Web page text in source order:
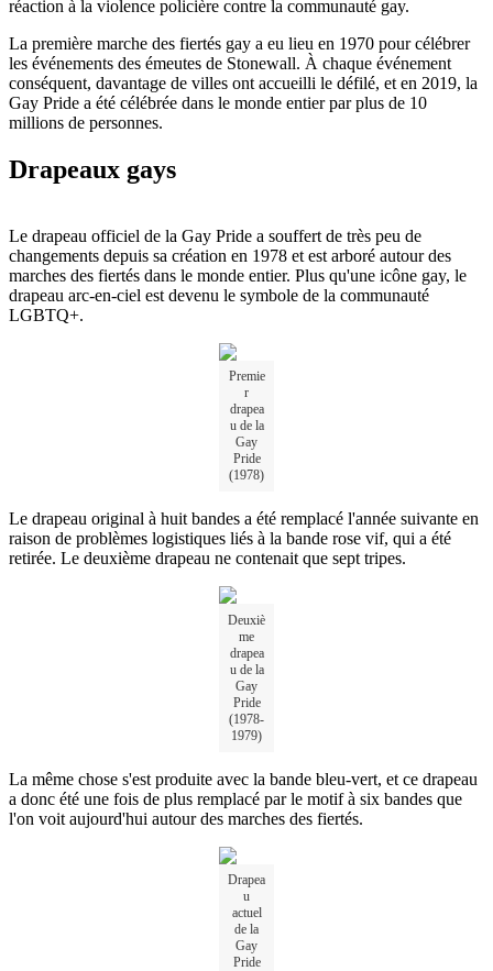
réaction à la violence policière contre la communauté gay.
La première marche des fiertés gay a eu lieu en 1970 pour célébrer
les événements des émeutes de Stonewall. À chaque événement
conséquent, davantage de villes ont accueilli le défilé, et en 2019, la
Gay Pride a été célébrée dans le monde entier par plus de 10
millions de personnes.
Drapeaux gays
Le drapeau officiel de la Gay Pride a souffert de très peu de
changements depuis sa création en 1978 et est arboré autour des
marches des fiertés dans le monde entier. Plus qu'une icône gay, le
drapeau arc-en-ciel est devenu le symbole de la communauté
LGBTQ+.
Premie
r
drapea
u de la
Gay
Pride
(1978)
Le drapeau original à huit bandes a été remplacé l'année suivante en
raison de problèmes logistiques liés à la bande rose vif, qui a été
retirée. Le deuxième drapeau ne contenait que sept tripes.
Deuxiè
me
drapea
u de la
Gay
Pride
(1978-
1979)
La même chose s'est produite avec la bande bleu-vert, et ce drapeau
a donc été une fois de plus remplacé par le motif à six bandes que
l'on voit aujourd'hui autour des marches des fiertés.
Drapea
u
actuel
de la
Gay
Pride